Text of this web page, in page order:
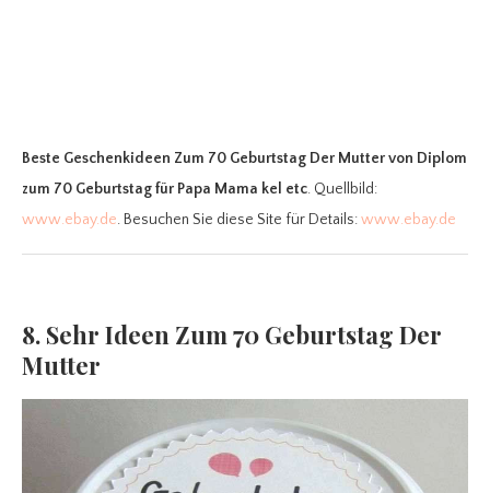
Beste Geschenkideen Zum 70 Geburtstag Der Muttervon Diplom
zum 70 Geburtstag für Papa Mama kel etc. Quellbild:
www.ebay.de. Besuchen Sie diese Site für Details:www.ebay.de
8. Sehr Ideen Zum 70 Geburtstag Der
Mutter